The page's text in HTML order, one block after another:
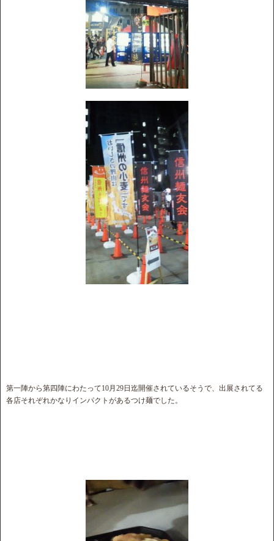
第一陣から第四陣にわたって10月29日迄開催されているそうで、出展されてる
各店それぞれかなりインパクトがあるつけ麺でした。